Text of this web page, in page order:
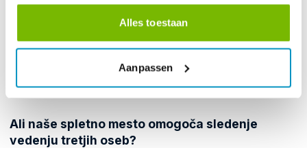
Alles toestaan
Aanpassen
Kako naše spletno mesto ravna s signali Do Not
uporabljamo oglaševanja, če je mehanizem brskalnika Do Not
Track (DNT) aktiven.
Ali naše spletno mesto omogoča sledenje
vedenju tretjih oseb?